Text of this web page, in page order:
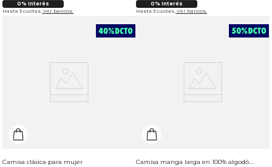
0% Interés
Hasta 3 cuotas. Ver bancos.
0% Interés
Hasta 3 cuotas. Ver bancos.
Camisa clásica para mujer Camisa manga larga en 100% algodón para mujer